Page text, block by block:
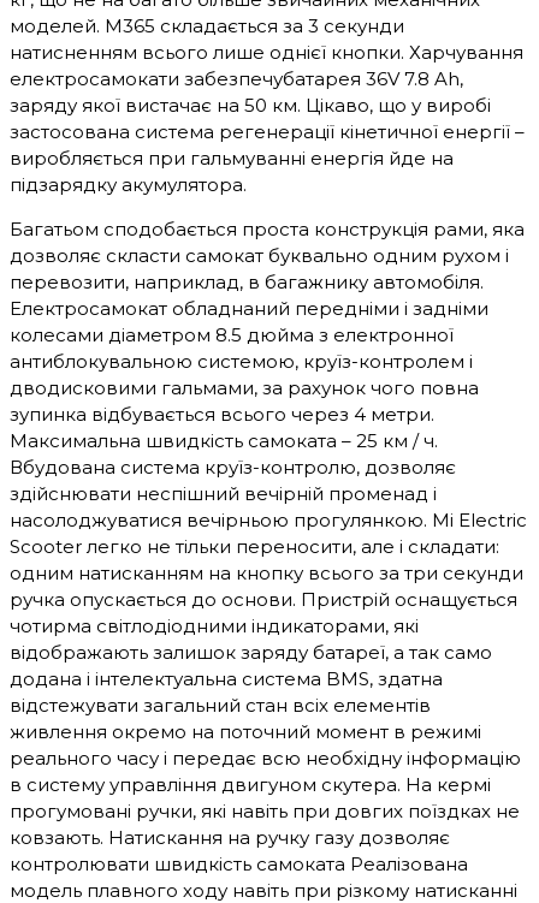
моделей. M365 складається за 3 секунди
натисненням всього лише однієї кнопки. Харчування
електросамокати забезпечубатарея 36V 7.8 Ah,
заряду якої вистачає на 50 км. Цікаво, що у виробі
застосована система регенерації кінетичної енергії –
виробляється при гальмуванні енергія йде на
підзарядку акумулятора.
Багатьом сподобається проста конструкція рами, яка
дозволяє скласти самокат буквально одним рухом і
перевозити, наприклад, в багажнику автомобіля.
Електросамокат обладнаний передніми і задніми
колесами діаметром 8.5 дюйма з електронної
антиблокувальною системою, круїз-контролем і
дводисковими гальмами, за рахунок чого повна
зупинка відбувається всього через 4 метри.
Максимальна швидкість самоката – 25 км / ч.
Вбудована система круїз-контролю, дозволяє
здійснювати неспішний вечірній променад і
насолоджуватися вечірньою прогулянкою. Mi Electric
Scooter легко не тільки переносити, але і складати:
одним натисканням на кнопку всього за три секунди
ручка опускається до основи. Пристрій оснащується
чотирма світлодіодними індикаторами, які
відображають залишок заряду батареї, а так само
додана і інтелектуальна система BMS, здатна
відстежувати загальний стан всіх елементів
живлення окремо на поточний момент в режимі
реального часу і передає всю необхідну інформацію
в систему управління двигуном скутера. На кермі
прогумовані ручки, які навіть при довгих поїздках не
ковзають. Натискання на ручку газу дозволяє
контролювати швидкість самоката Реалізована
модель плавного ходу навіть при різкому натисканні